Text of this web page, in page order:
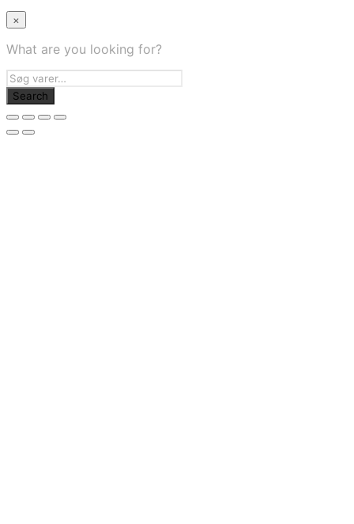
×
What are you looking for?